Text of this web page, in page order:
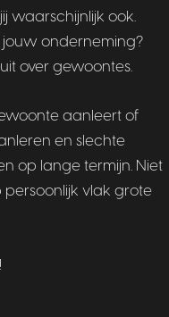
waarschijnlijk ook.
onderneming?
over gewoontes.
aanleert of
en slechte
op lange termijn. Niet
persoonlijk vlak grote